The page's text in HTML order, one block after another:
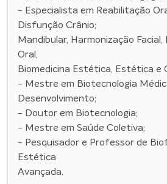
- Especialista em Reabilitação
Disfunção Crânio;
Mandibular, Harmonização Facial,
Oral,
Biomedicina Estética, Estética e
- Mestre em Biotecnologia
Desenvolvimento;
- Doutor em Biotecnologia;
- Mestre em Saúde Coletiva;
- Pesquisador e Professor de
Estética
Avançada.